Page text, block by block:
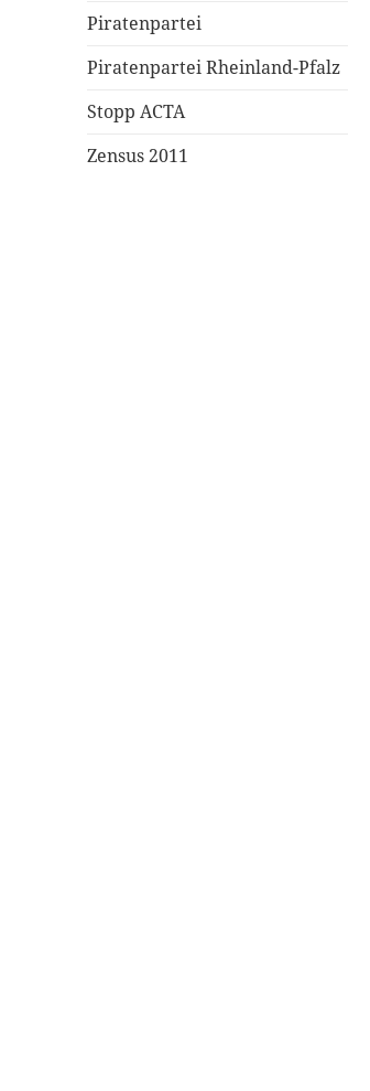
Piratenpartei
Piratenpartei Rheinland-Pfalz
Stopp ACTA
Zensus 2011